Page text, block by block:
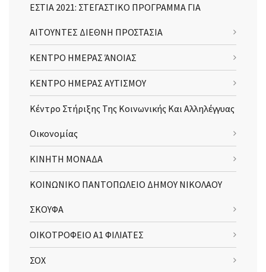
ΕΣΤΙΑ 2021: ΣΤΕΓΑΣΤΙΚΟ ΠΡΟΓΡΑΜΜΑ ΓΙΑ
ΑΙΤΟΥΝΤΕΣ ΔΙΕΘΝΗ ΠΡΟΣΤΑΣΙΑ
ΚΕΝΤΡΟ ΗΜΕΡΑΣ ΆΝΟΙΑΣ
ΚΕΝΤΡΟ ΗΜΕΡΑΣ ΑΥΤΙΣΜΟΥ
Κέντρο Στήριξης Της Κοινωνικής Και Αλληλέγγυας
Οικονομίας
ΚΙΝΗΤΗ ΜΟΝΑΔΑ
ΚΟΙΝΩΝΙΚΟ ΠΑΝΤΟΠΩΛΕΙΟ ΔΗΜΟΥ ΝΙΚΟΛΑΟΥ
ΣΚΟΥΦΑ
ΟΙΚΟΤΡΟΦΕΙΟ Α1 ΦΙΛΙΑΤΕΣ
ΣΟΧ